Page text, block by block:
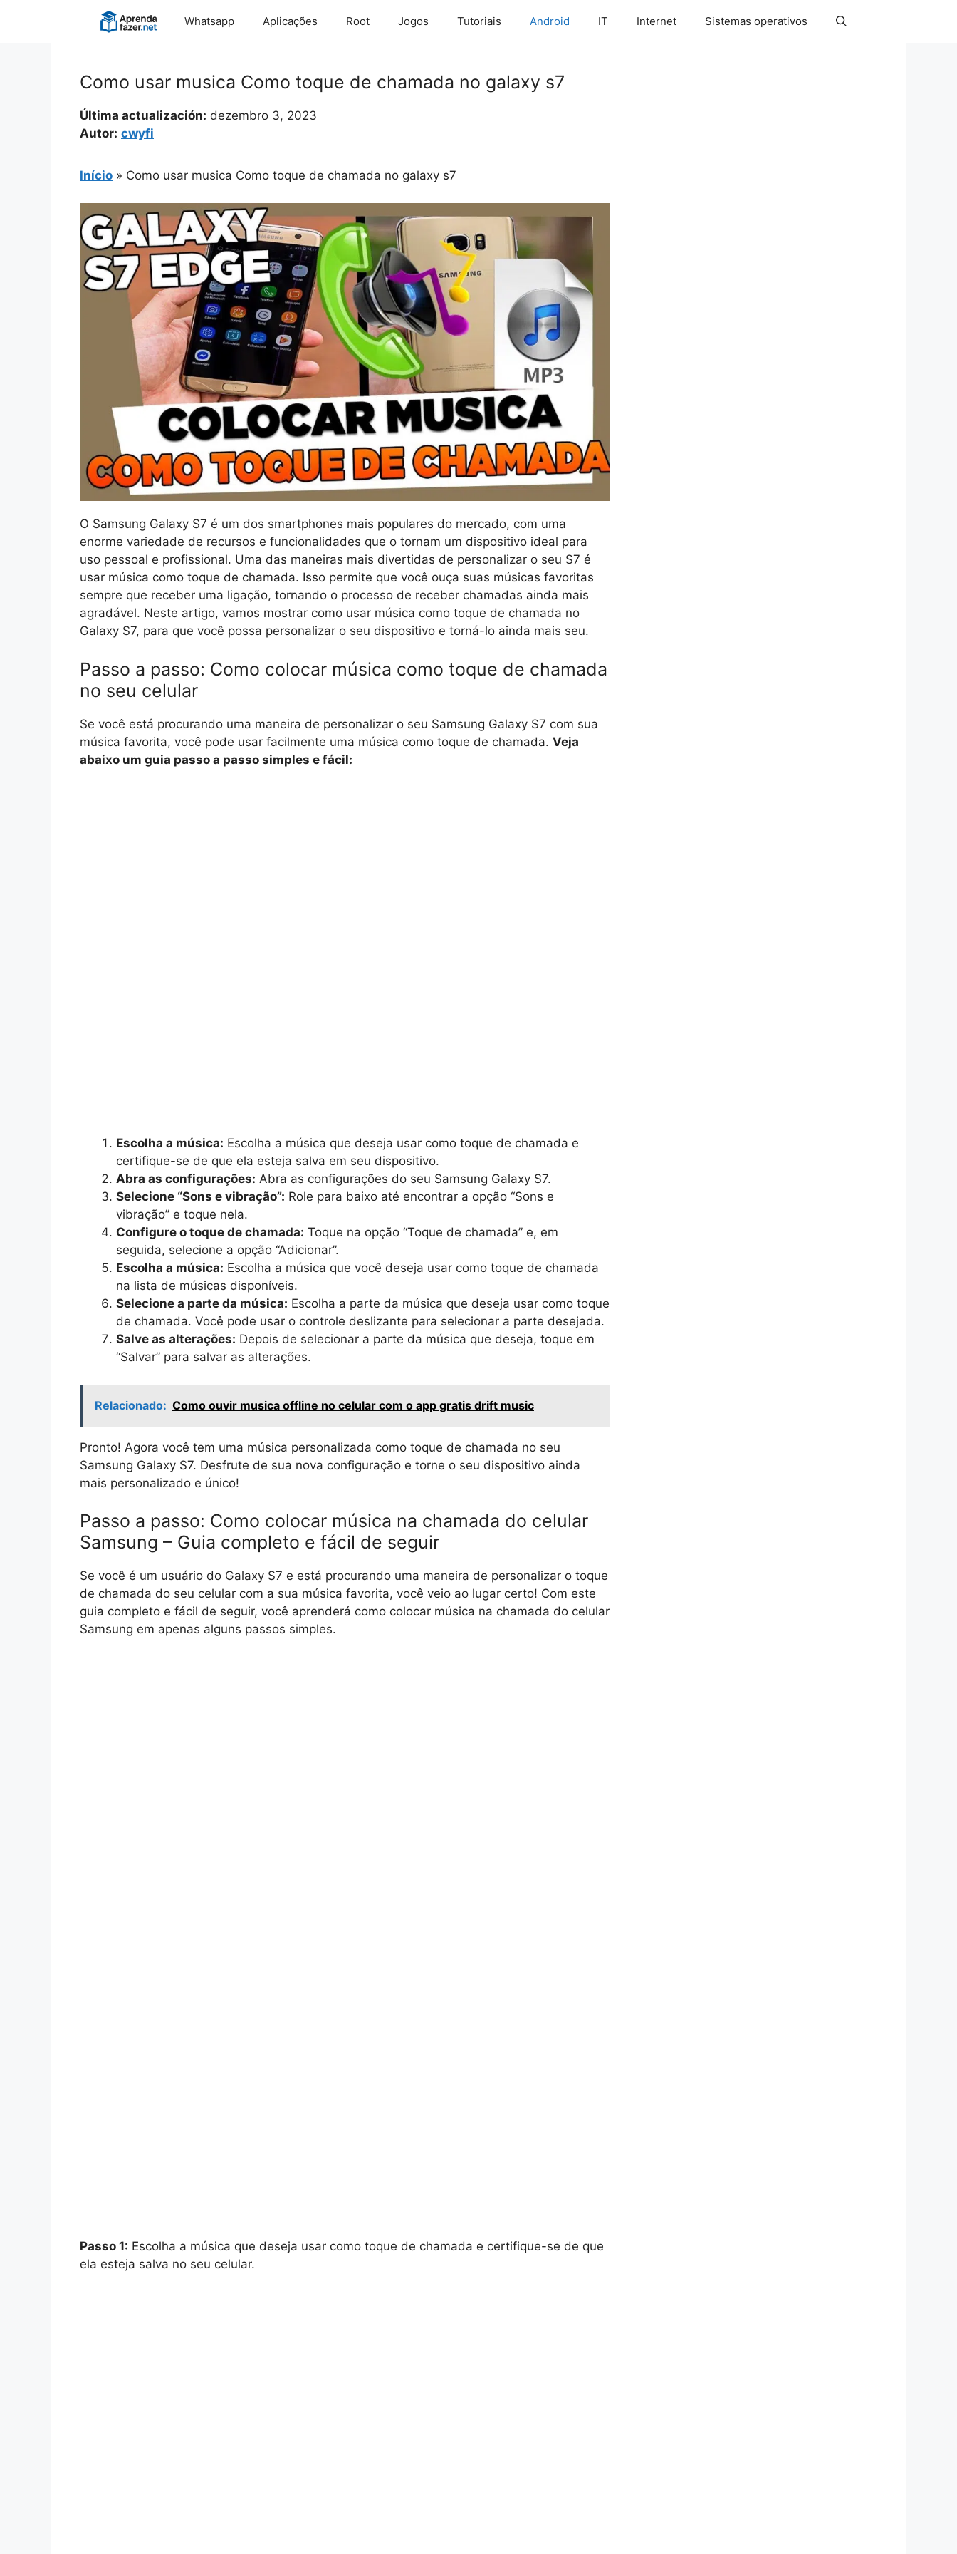
Whatsapp Aplicações Root Jogos Tutoriais Android IT Internet Sistemas operativos
Como usar musica Como toque de chamada no galaxy s7
Última actualización: dezembro 3, 2023
Autor: cwyfi
Início » Como usar musica Como toque de chamada no galaxy s7
O Samsung Galaxy S7 é um dos smartphones mais populares do mercado, com uma
enorme variedade de recursos e funcionalidades que o tornam um dispositivo ideal para
uso pessoal e profissional. Uma das maneiras mais divertidas de personalizar o seu S7 é
usar música como toque de chamada. Isso permite que você ouça suas músicas favoritas
sempre que receber uma ligação, tornando o processo de receber chamadas ainda mais
agradável. Neste artigo, vamos mostrar como usar música como toque de chamada no
Galaxy S7, para que você possa personalizar o seu dispositivo e torná-lo ainda mais seu.
Passo a passo: Como colocar música como toque de chamada
no seu celular
Se você está procurando uma maneira de personalizar o seu Samsung Galaxy S7 com sua
música favorita, você pode usar facilmente uma música como toque de chamada. Veja
abaixo um guia passo a passo simples e fácil:
Escolha a música: Escolha a música que deseja usar como toque de chamada e
certifique-se de que ela esteja salva em seu dispositivo.
Abra as configurações: Abra as configurações do seu Samsung Galaxy S7.
Selecione “Sons e vibração”: Role para baixo até encontrar a opção “Sons e
vibração” e toque nela.
Configure o toque de chamada: Toque na opção “Toque de chamada” e, em
seguida, selecione a opção “Adicionar”.
Escolha a música: Escolha a música que você deseja usar como toque de chamada
na lista de músicas disponíveis.
Selecione a parte da música: Escolha a parte da música que deseja usar como toque
de chamada. Você pode usar o controle deslizante para selecionar a parte desejada.
Salve as alterações: Depois de selecionar a parte da música que deseja, toque em
“Salvar” para salvar as alterações.
Relacionado: Como ouvir musica offline no celular com o app gratis drift music
Pronto! Agora você tem uma música personalizada como toque de chamada no seu
Samsung Galaxy S7. Desfrute de sua nova configuração e torne o seu dispositivo ainda
mais personalizado e único!
Passo a passo: Como colocar música na chamada do celular
Samsung – Guia completo e fácil de seguir
Se você é um usuário do Galaxy S7 e está procurando uma maneira de personalizar o toque
de chamada do seu celular com a sua música favorita, você veio ao lugar certo! Com este
guia completo e fácil de seguir, você aprenderá como colocar música na chamada do celular
Samsung em apenas alguns passos simples.
Passo 1: Escolha a música que deseja usar como toque de chamada e certifique-se de que
ela esteja salva no seu celular.